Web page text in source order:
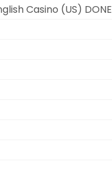
Casino (US) DONE